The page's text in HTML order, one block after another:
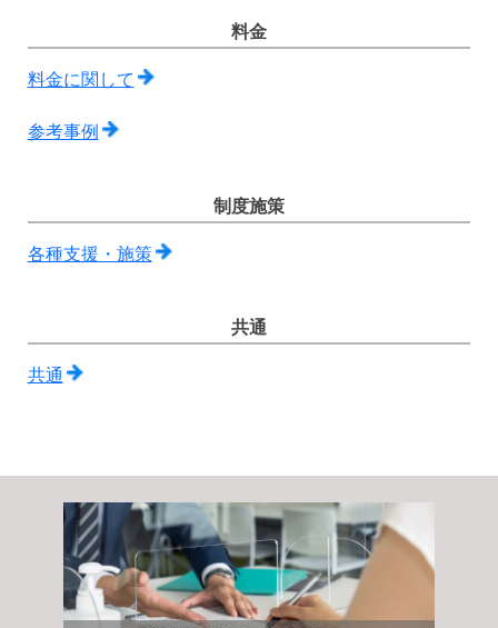
料金
料金に関して
参考事例
制度施策
各種支援・施策
共通
共通